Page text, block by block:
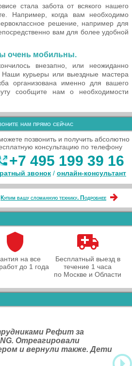
стала забота от всякого нашего
Например, когда вам необходимо
решение, например для
вам для более удобной
очень мобильны.
внезапно, или неожиданно
курьеры или выездные мастера
организована именно для вашего
сообщите нам о необходимости
нам прямо сейчас
позвонить и получить абсолютно
консультацию по телефону
+7 495 199 39 16
звонок / онлайн‑консультант
Купим вашу сломанную технику. Подробнее
на все
до 1 года
Бесплатный выезд в
течение 1 часа
по Москве и Области
Рефит за
Отреагировали
и вернули также. Дети